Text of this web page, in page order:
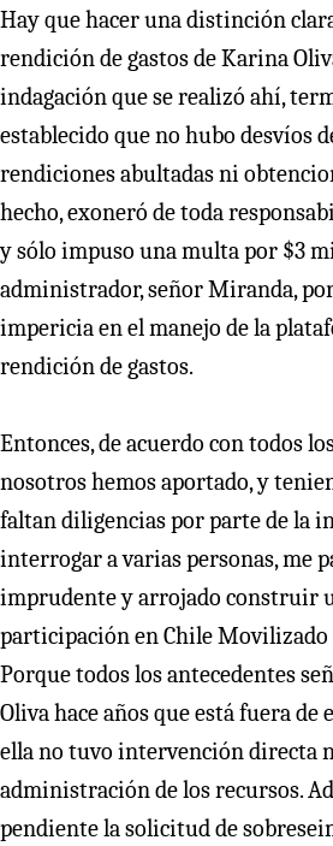
Hay que hacer una distinción
rendición de gastos de Karina
indagación que se realizó ahí,
establecido que no hubo desvíos
rendiciones abultadas ni
hecho, exoneró de toda
y sólo impuso una multa por $3
administrador, señor Miranda,
impericia en el manejo de la
rendición de gastos.
Entonces, de acuerdo con todos
nosotros hemos aportado, y
faltan diligencias por parte de la
interrogar a varias personas, me
imprudente y arrojado construir
participación en Chile Movilizado
Porque todos los antecedentes
Oliva hace años que está fuera de
ella no tuvo intervención directa
administración de los recursos.
pendiente la solicitud de